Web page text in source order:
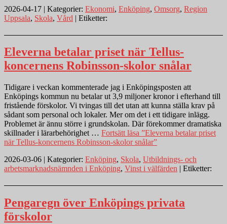
2026-04-17 | Kategorier: Ekonomi, Enköping, Omsorg, Region
Uppsala, Skola, Vård | Etiketter:
Eleverna betalar priset när Tellus-
koncernens Robinsson-skolor snålar
Tidigare i veckan kommenterade jag i Enköpingsposten att
Enköpings kommun nu betalar ut 3,9 miljoner kronor i efterhand till
fristående förskolor. Vi tvingas till det utan att kunna ställa krav på
sådant som personal och lokaler. Mer om det i ett tidigare inlägg.
Problemet är ännu större i grundskolan. Där förekommer dramatiska
skillnader i lärarbehörighet … Fortsätt läsa ”Eleverna betalar priset
när Tellus-koncernens Robinsson-skolor snålar”
2026-03-06 | Kategorier: Enköping, Skola, Utbildnings- och
arbetsmarknadsnämnden i Enköping, Vinst i välfärden | Etiketter:
Pengaregn över Enköpings privata
förskolor